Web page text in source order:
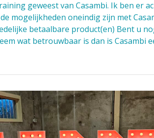
geweest van Casambi. Ik ben er
mogelijkheden oneindig zijn met
betaalbare product(en) Bent u
wat betrouwbaar is dan is Casambi